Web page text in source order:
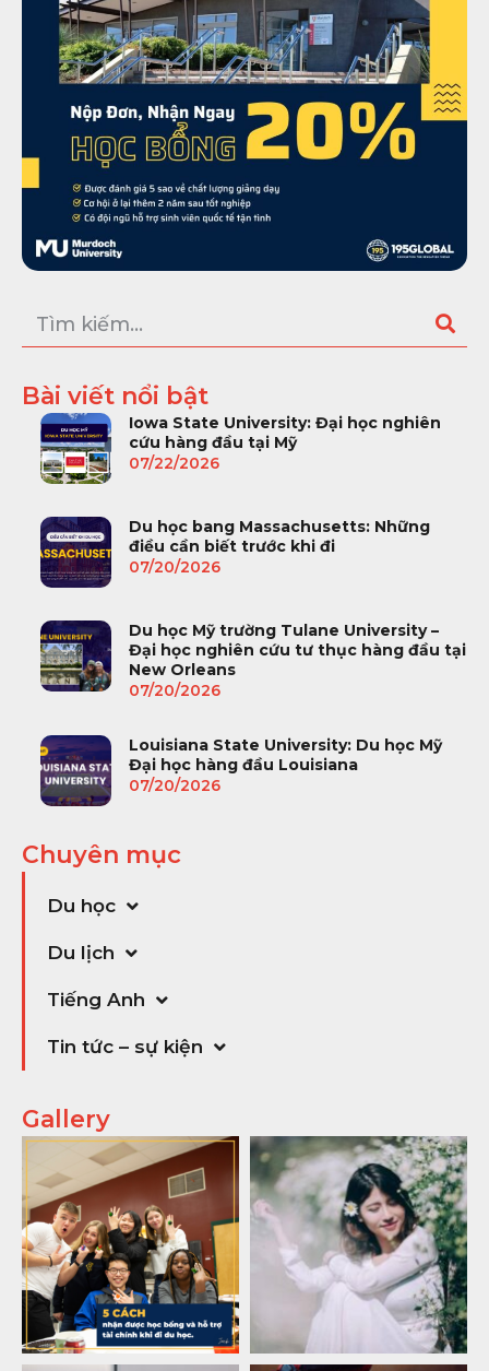
Bài viết nổi bật
Iowa State University: Đại học nghiên
cứu hàng đầu tại Mỹ
07/22/2026
Du học bang Massachusetts: Những
điều cần biết trước khi đi
07/20/2026
Du học Mỹ trường Tulane University –
Đại học nghiên cứu tư thục hàng đầu tại
New Orleans
07/20/2026
Louisiana State University: Du học Mỹ
Đại học hàng đầu Louisiana
07/20/2026
Chuyên mục
Du học
Du lịch
Tiếng Anh
Tin tức – sự kiện
Gallery